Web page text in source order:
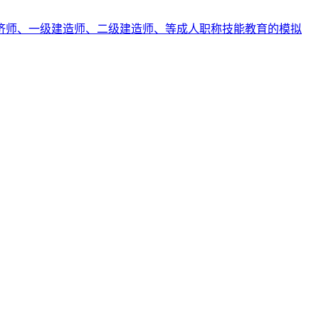
、一级建造师、二级建造师、等成人职称技能教育的模拟